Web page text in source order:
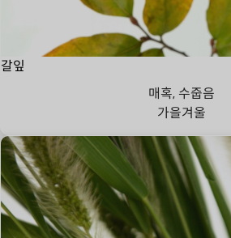
갈잎
매혹, 수줍음
가을겨울